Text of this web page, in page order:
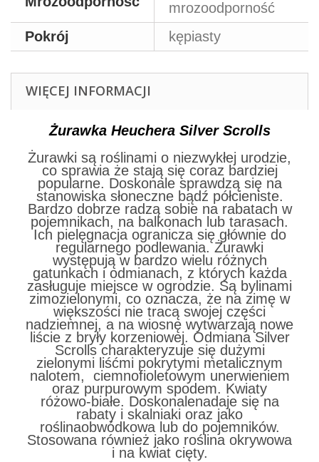
mrozoodporność
Pokrój
kępiasty
WIĘCEJ INFORMACJI
Żurawka Heuchera Silver Scrolls
Żurawki są roślinami o niezwykłej urodzie,
co sprawia że stają się coraz bardziej
popularne. Doskonale sprawdzą się na
stanowiska słoneczne bądź półcieniste.
Bardzo dobrze radzą sobie na rabatach w
pojemnikach, na balkonach lub tarasach.
Ich pielęgnacja ogranicza się głównie do
regularnego podlewania. Żurawki
występują w bardzo wielu różnych
gatunkach i odmianach, z których każda
zasługuje miejsce w ogrodzie. Są bylinami
zimozielonymi, co oznacza, że na zimę w
większości nie tracą swojej części
nadziemnej, a na wiosnę wytwarzają nowe
liście z bryły korzeniowej. Odmiana Silver
Scrolls charakteryzuje się dużymi
zielonymi liśćmi pokrytymi metalicznym
nalotem, ciemnofioletowym unerwieniem
oraz purpurowym spodem. Kwiaty
różowo-białe. Doskonalenadaje się na
rabaty i skalniaki oraz jako
roślinaobwódkowa lub do pojemników.
Stosowana również jako roślina okrywowa
i na kwiat cięty.